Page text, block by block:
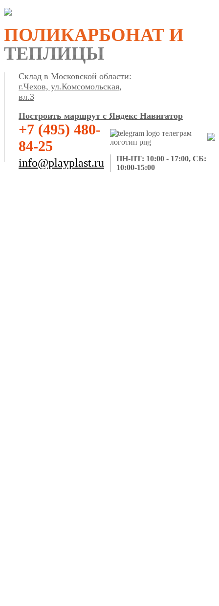
ПОЛИКАРБОНАТ И
ТЕПЛИЦЫ
Склад в Московской области:
г.Чехов, ул.Комсомольская,
вл.3
Построить маршрут с Яндекс Навигатор
+7 (495) 480-
84-25
info@playplast.ru
ПН-ПТ: 10:00 - 17:00, СБ:
10:00-15:00